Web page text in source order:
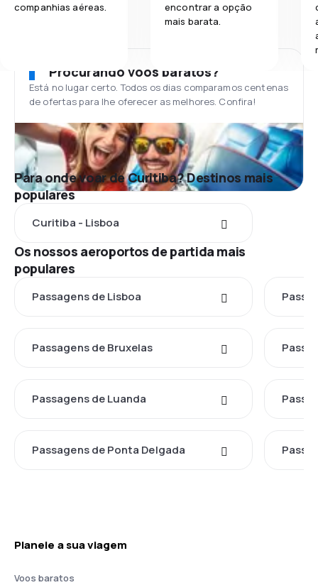
companhias aéreas.
encontrar a opção
mais barata.
Procurando voos baratos?
Está no lugar certo. Todos os dias comparamos centenas
de ofertas para lhe oferecer as melhores. Confira!
Para onde voar de Curitiba? Destinos mais
populares
Curitiba - Lisboa
Os nossos aeroportos de partida mais
populares
Passagens de Lisboa
Passagens de Bruxelas
Passagens de Luanda
Passagens de Ponta Delgada
Planeie a sua viagem
Voos baratos